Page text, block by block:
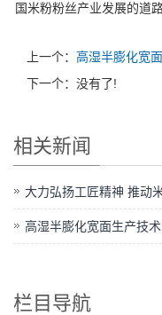
国米粉粉丝产业发展的道
上一个： 高湿半膨化宽
下一个：没有了!
相关新闻
大力弘扬工匠精神 推动
高湿半膨化宽面生产技
栏目导航